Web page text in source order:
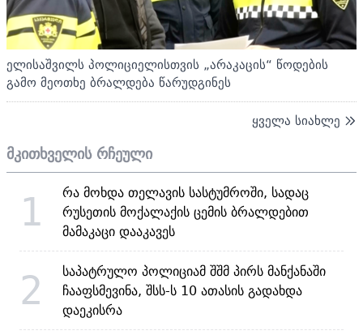
ელისაშვილს პოლიციელისთვის „არაკაცის“ წოდების
გამო მეოთხე ბრალდება წარუდგინეს
ყველა სიახლე
მკითხველის რჩეული
1
რა მოხდა თელავის სასტუმროში, სადაც
რუსეთის მოქალაქის ცემის ბრალდებით
მამაკაცი დააკავეს
2
საპატრულო პოლიციამ შშმ პირს მანქანაში
ჩააფსმევინა, შსს-ს 10 ათასის გადახდა
დაეკისრა